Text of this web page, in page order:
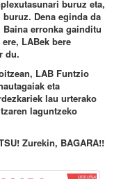
buruz eta,
Dena eginda da
erronka gainditu
LABek bere
du.
LAB Funtzio
eta
lau urterako
laguntzeko
Zurekin, BAGARA!!